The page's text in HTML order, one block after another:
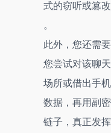
式的窃听或篡
。
此外，您还需
您尝试对该聊
场所或借出手
数据，再用副
链子，真正发